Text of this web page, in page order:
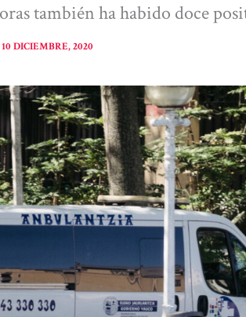
también ha habido doce
10 DICIEMBRE, 2020